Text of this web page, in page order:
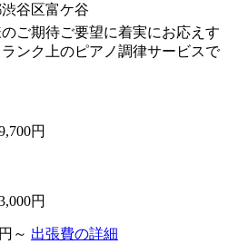
谷区富ケ谷
ご期待ご要望に着実にお応えす
ランク上のピアノ調律サービスで
円
円
～ 出張費の詳細